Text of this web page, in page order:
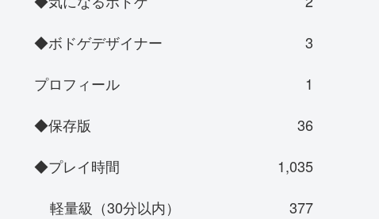
◆ボドゲデザイナー
3
プロフィール
1
◆保存版
36
◆プレイ時間
1,035
軽量級（30分以内）
377